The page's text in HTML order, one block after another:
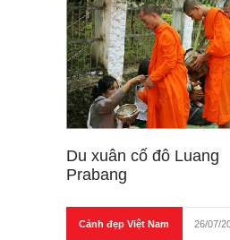
Du xuân cố đô Luang
Prabang
Cảnh đẹp Việt Nam 26/07/